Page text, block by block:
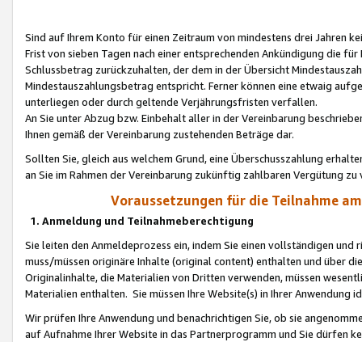
Sind auf Ihrem Konto für einen Zeitraum von mindestens drei Jahren
Frist von sieben Tagen nach einer entsprechenden Ankündigung die
Schlussbetrag zurückzuhalten, der dem in der Übersicht
Mindestauszahlungsbetrag entspricht. Ferner können eine etwaig
unterliegen oder durch geltende Verjährungsfristen verfallen.
An Sie unter Abzug bzw. Einbehalt aller in der Vereinbarung
Ihnen gemäß der Vereinbarung zustehenden Beträge dar.
Sollten Sie, gleich aus welchem Grund, eine Überschusszahlung
an Sie im Rahmen der Vereinbarung zukünftig zahlbaren Vergütung zu
Voraussetzungen für die Teilnahme
1. Anmeldung und Teilnahmeberechtigung
Sie leiten den Anmeldeprozess ein, indem Sie einen vollständigen
muss/müssen originäre Inhalte (original content) enthalten und über
Originalinhalte, die Materialien von Dritten verwenden, müssen
Materialien enthalten. Sie müssen Ihre Website(s) in Ihrer Anwendung
Wir prüfen Ihre Anwendung und benachrichtigen Sie, ob sie
auf Aufnahme Ihrer Website in das Partnerprogramm und Sie dürfen